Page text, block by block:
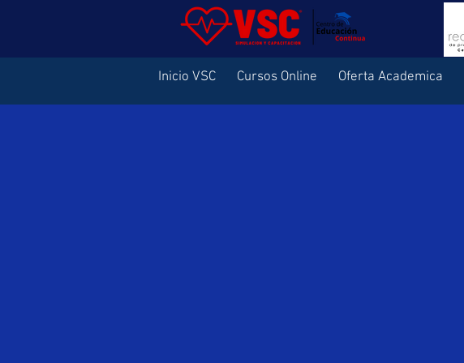
Inicio VSC Cursos Online Oferta Academica